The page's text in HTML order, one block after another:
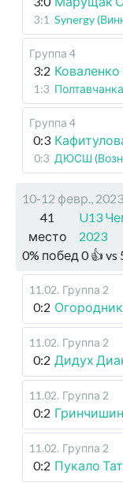
3:1 Synergy
Группа 4
3:2
1:3
Группа 4
0:3
0:3 ДЮСШ
10-12 февр., 2023
41
место
U13
2023
0% побед 0👍 vs
11.02. Группа 2
0:2
11.02. Группа 2
0:2 Дидух
11.02. Группа 2
0:2
11.02. Группа 2
0:2 Пукало